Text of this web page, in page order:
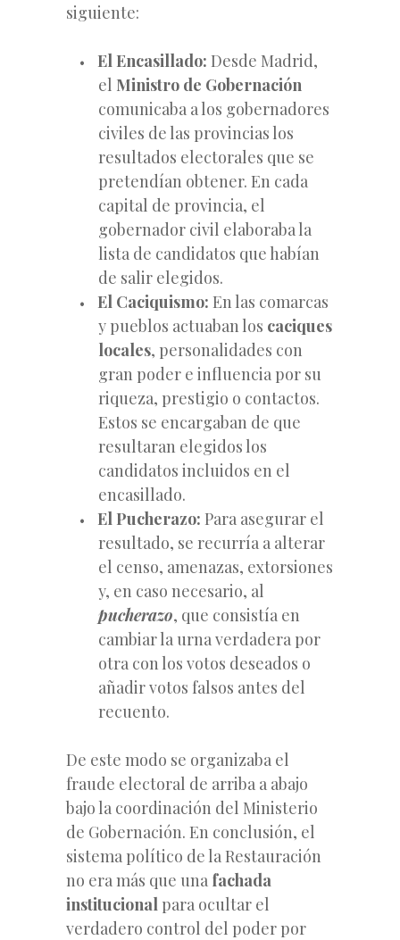
siguiente:
El Encasillado: Desde Madrid,
el Ministro de Gobernación
comunicaba a los gobernadores
civiles de las provincias los
resultados electorales que se
pretendían obtener. En cada
capital de provincia, el
gobernador civil elaboraba la
lista de candidatos que habían
de salir elegidos.
El Caciquismo: En las comarcas
y pueblos actuaban los caciques
locales, personalidades con
gran poder e influencia por su
riqueza, prestigio o contactos.
Estos se encargaban de que
resultaran elegidos los
candidatos incluidos en el
encasillado.
El Pucherazo: Para asegurar el
resultado, se recurría a alterar
el censo, amenazas, extorsiones
y, en caso necesario, al
pucherazo, que consistía en
cambiar la urna verdadera por
otra con los votos deseados o
añadir votos falsos antes del
recuento.
De este modo se organizaba el
fraude electoral de arriba a abajo
bajo la coordinación del Ministerio
de Gobernación. En conclusión, el
sistema político de la Restauración
no era más que una fachada
institucional para ocultar el
verdadero control del poder por